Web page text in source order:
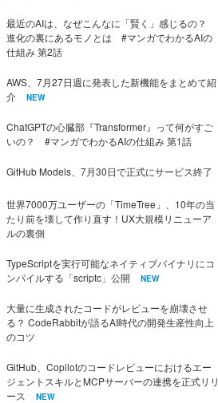
最近のAIは、なぜこんなに「賢く」感じるの？
進化の裏にあるモノとは #マンガでわかるAIの
仕組み 第2話
AWS、7月27日週に発表した新機能をまとめて紹
介
NEW
ChatGPTの心臓部『Transformer』って何がすご
いの？ #マンガでわかるAIの仕組み 第1話
GitHub Models、7月30日で正式にサービス終了
世界7000万ユーザーの「TimeTree」、10年の当
たり前を壊して作り直す！UX大規模リニューア
ルの裏側
TypeScriptを実行可能なネイティブバイナリにコ
ンパイルする「scriptc」公開
NEW
大量に生成されたコードがレビューを崩壊させ
る？ CodeRabbitが語るAI時代の開発生産性向上
のコツ
GitHub、Copilotのコードレビューにおけるエー
ジェントスキルとMCPサーバーの連携を正式リリ
ース
NEW